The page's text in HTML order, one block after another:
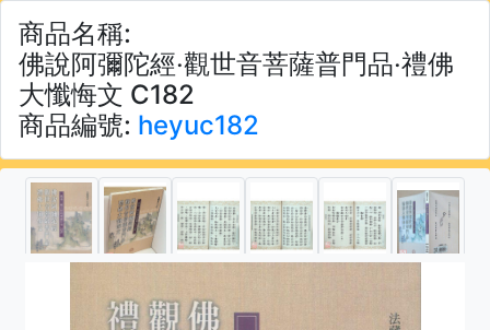
商品名稱:
佛說阿彌陀經‧觀世音菩薩普門品‧禮佛
大懺悔文 C182
商品編號: heyuc182